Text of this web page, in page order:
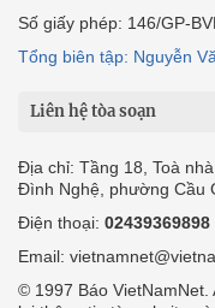
Số giấy phép: 146/GP-
Tổng biên tập: Nguyễn
Liên hệ tòa soạn
Địa chỉ: Tầng 18, Toà
Đình Nghệ, phường Cầu
Điện thoại: 02439369898
Email:
© 1997 Báo